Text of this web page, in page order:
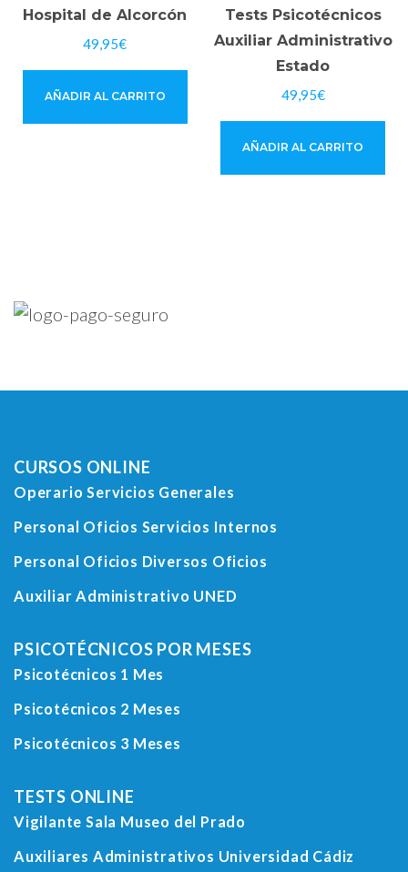
Hospital de Alcorcón
49,95€
AÑADIR AL CARRITO
Tests Psicotécnicos
Auxiliar Administrativo
Estado
49,95€
AÑADIR AL CARRITO
CURSOS ONLINE
Operario Servicios Generales
Personal Oficios Servicios Internos
Personal Oficios Diversos Oficios
Auxiliar Administrativo UNED
PSICOTÉCNICOS POR MESES
Psicotécnicos 1 Mes
Psicotécnicos 2 Meses
Psicotécnicos 3 Meses
TESTS ONLINE
Vigilante Sala Museo del Prado
Auxiliares Administrativos Universidad Cádiz